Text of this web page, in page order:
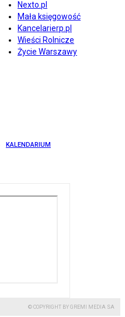
Nexto.pl
Mała księgowość
Kancelarierp.pl
Wieści Rolnicze
Życie Warszawy
KALENDARIUM
© COPYRIGHT BY GREMI MEDIA SA